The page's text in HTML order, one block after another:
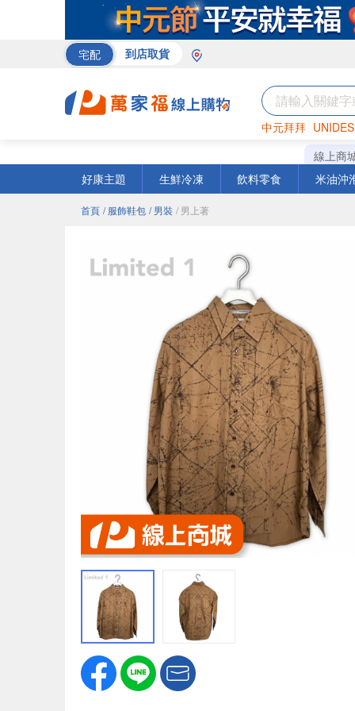
宅配 到店取貨
中元拜拜
巧克力 衛生紙
線上商
好康主題
生鮮冷凍 飲料零食 米油沖
首頁 / 服飾鞋包 / 男裝 / 男上著